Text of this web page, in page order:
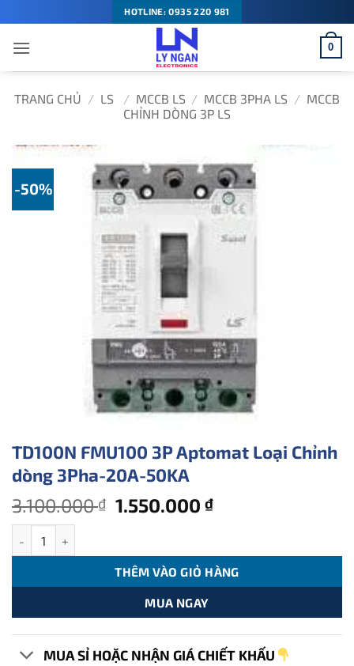
qua
nội
dung
HOTLINE: 0935 220 981
0
TRANG CHỦ / LS / MCCB LS / MCCB 3PHA LS / MCCB
CHỈNH DÒNG 3P LS
-50%
TD100N FMU100 3P Aptomat Loại Chỉnh
dòng 3Pha-20A-50KA
3.100.000₫ Giá
3.100.000 ₫.
1.550.000₫Giá
là:
1.550.000 ₫.
THÊM VÀO GIỎ HÀNG
MUA NGAY
MUA SỈ HOẶC NHẬN GIÁ CHIẾT KHẤU